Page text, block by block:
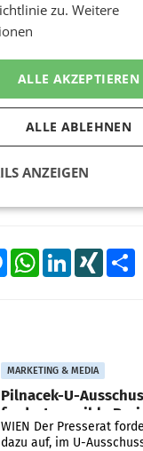
ARTIKEL
MessengerWhatsAppLinkedInXING
MARKETING & MEDIA
Pilnacek-U-
fordert sensible
WIEN Der Presserat
dazu auf, im U-
zu.Weitere
ALLE AKZEPTIEREN
ALLE ABLEHNEN
ANZEIGEN